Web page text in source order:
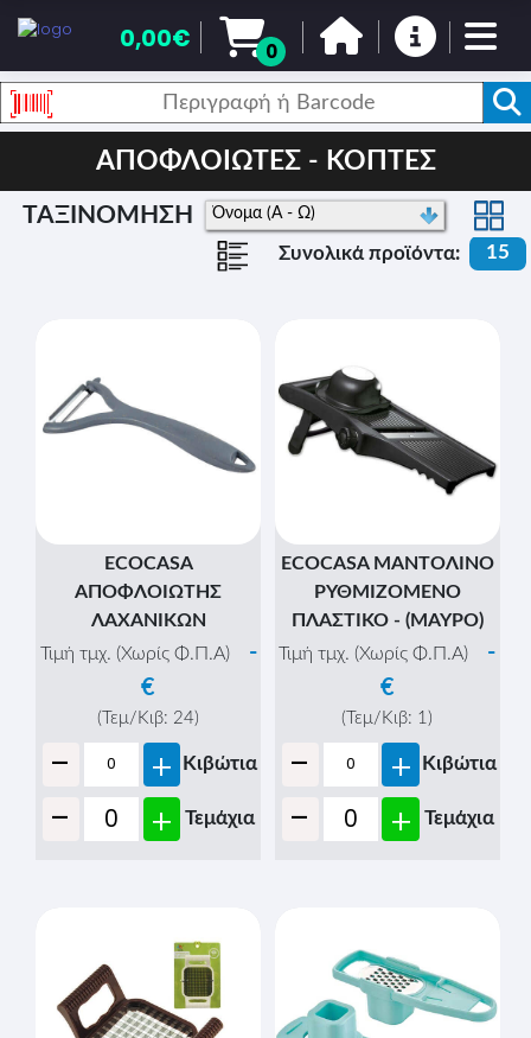
0,00€ 0
ΑΠΟΦΛΟΙΩΤΕΣ - ΚΟΠΤΕΣ
ΤΑΞΙΝΟΜΗΣΗ
Συνολικά προϊόντα: 15
ECOCASA
ΑΠΟΦΛΟΙΩΤΗΣ
ΛΑΧΑΝΙΚΩΝ
Τιμή τμχ. (Χωρίς Φ.Π.Α)
-
€
(Τεμ/Κιβ: 24)
- + Κιβώτια
- + Τεμάχια
ECOCASA ΜΑΝΤΟΛΙΝΟ
ΡΥΘΜΙΖΟΜΕΝΟ
ΠΛΑΣΤΙΚΟ - (ΜΑΥΡΟ)
Τιμή τμχ. (Χωρίς Φ.Π.Α)
-
€
(Τεμ/Κιβ: 1)
- + Κιβώτια
- + Τεμάχια